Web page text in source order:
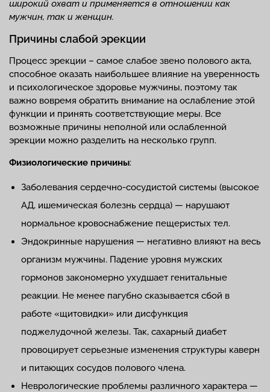
широкий охват и применяется в отношении как
мужчин, так и женщин.
Причины слабой эрекции
Процесс эрекции – самое слабое звено полового акта,
способное оказать наибольшее влияние на уверенность
и психологическое здоровье мужчины, поэтому так
важно вовремя обратить внимание на ослабление этой
функции и принять соответствующие меры. Все
возможные причины неполной или ослабленной
эрекции можно разделить на несколько групп.
Физиологические причины:
Заболевания сердечно-сосудистой системы (высокое
АД, ишемическая болезнь сердца) — нарушают
нормальное кровоснабжение пещеристых тел.
Эндокринные нарушения — негативно влияют на весь
организм мужчины. Падение уровня мужских
гормонов закономерно ухудшает генитальные
реакции. Не менее пагубно сказывается сбой в
работе «щитовидки» или дисфункция
поджелудочной железы. Так, сахарный диабет
провоцирует серьезные изменения структуры каверн
и питающих сосудов полового члена.
Неврологические проблемы различного характера —